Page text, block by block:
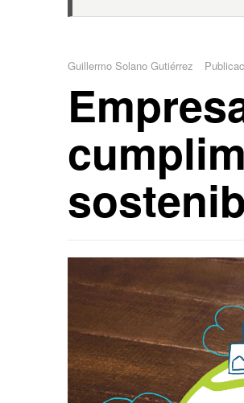
Guillermo Solano Gutiérrez